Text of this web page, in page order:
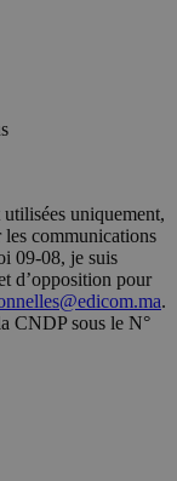
uniquement,
les communications
09-08, je suis
d’opposition pour
.
CNDP sous le N°